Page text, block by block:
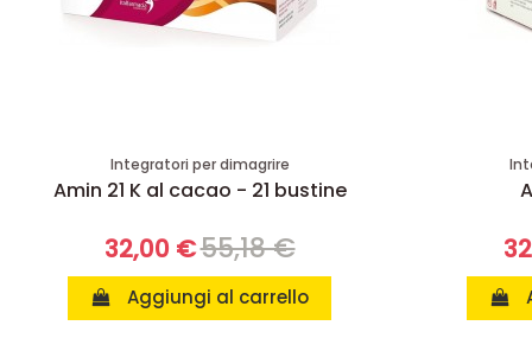
Integratori per dimagrire
Amin 21 K al cacao - 21 bustine
32,00 €55,18 €
Aggiungi al carrello